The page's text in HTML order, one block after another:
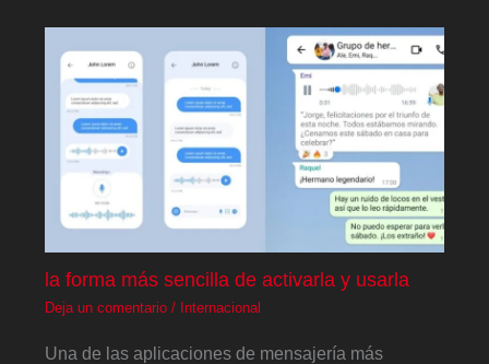
la forma más sencilla de activarla y usarla
Deja un comentario / Internacional
Una de las aplicaciones de mensajería más